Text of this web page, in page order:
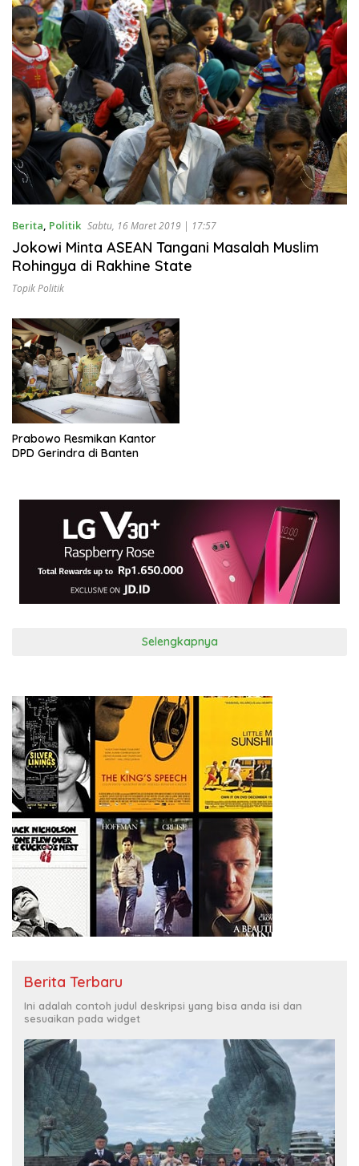
Berita, Politik Sabtu, 16 Maret 2019 | 17:57
Jokowi Minta ASEAN Tangani Masalah Muslim
Rohingya di Rakhine State
Topik Politik
Prabowo Resmikan Kantor
DPD Gerindra di Banten
Selengkapnya
Berita Terbaru
Ini adalah contoh judul deskripsi yang bisa anda isi dan
sesuaikan pada widget